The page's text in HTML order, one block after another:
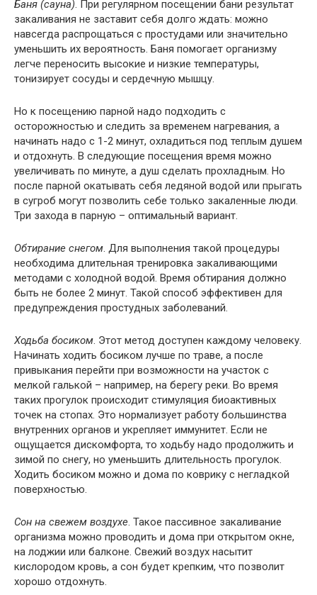
Баня (сауна). При регулярном посещении бани результат
закаливания не заставит себя долго ждать: можно
навсегда распрощаться с простудами или значительно
уменьшить их вероятность. Баня помогает организму
легче переносить высокие и низкие температуры,
тонизирует сосуды и сердечную мышцу.
Но к посещению парной надо подходить с
осторожностью и следить за временем нагревания, а
начинать надо с 1-2 минут, охладиться под теплым душем
и отдохнуть. В следующие посещения время можно
увеличивать по минуте, а душ сделать прохладным. Но
после парной окатывать себя ледяной водой или прыгать
в сугроб могут позволить себе только закаленные люди.
Три захода в парную – оптимальный вариант.
Обтирание снегом. Для выполнения такой процедуры
необходима длительная тренировка закаливающими
методами с холодной водой. Время обтирания должно
быть не более 2 минут. Такой способ эффективен для
предупреждения простудных заболеваний.
Ходьба босиком. Этот метод доступен каждому человеку.
Начинать ходить босиком лучше по траве, а после
привыкания перейти при возможности на участок с
мелкой галькой – например, на берегу реки. Во время
таких прогулок происходит стимуляция биоактивных
точек на стопах. Это нормализует работу большинства
внутренних органов и укрепляет иммунитет. Если не
ощущается дискомфорта, то ходьбу надо продолжить и
зимой по снегу, но уменьшить длительность прогулок.
Ходить босиком можно и дома по коврику с негладкой
поверхностью.
Сон на свежем воздухе. Такое пассивное закаливание
организма можно проводить и дома при открытом окне,
на лоджии или балконе. Свежий воздух насытит
кислородом кровь, а сон будет крепким, что позволит
хорошо отдохнуть.